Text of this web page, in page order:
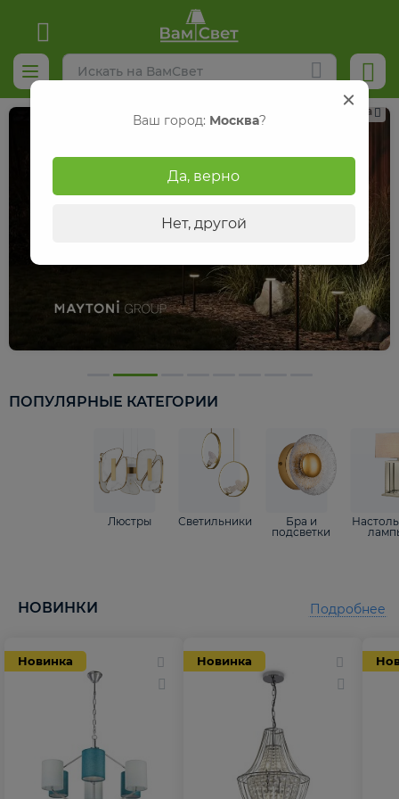
Реклама
ПОПУЛЯРНЫЕ КАТЕГОРИИ
Люстры Светильники
Бра и
подсветки
НОВИНКИ
Новинка Новинка
Подробнее
Ваш город: Москва?
Да, верно
Нет, другой